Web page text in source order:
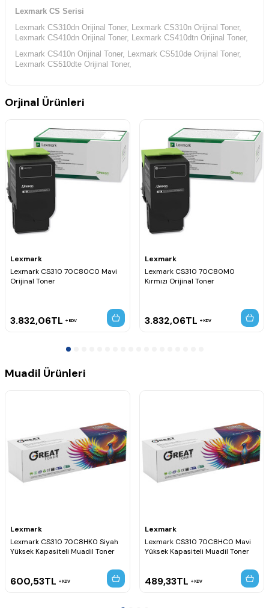
Lexmark CS Serisi
Lexmark CS310dn Orijinal Toner, Lexmark CS310n Orijinal Toner,
Lexmark CS410dn Orijinal Toner, Lexmark CS410dtn Orijinal Toner,
Lexmark CS410n Orijinal Toner, Lexmark CS510de Orijinal Toner,
Lexmark CS510dte Orijinal Toner,
Orjinal Ürünleri
Lexmark
Lexmark CS310 70C80C0 Mavi
Orijinal Toner
3.832,06TL KDV
Lexmark
Lexmark CS310 70C80M0
Kırmızı Orijinal Toner
3.832,06TL KDV
Muadil Ürünleri
Lexmark
Lexmark CS310 70C8HK0 Siyah
Yüksek Kapasiteli Muadil Toner
600,53TL KDV
Lexmark
Lexmark CS310 70C8HC0 Mavi
Yüksek Kapasiteli Muadil Toner
489,33TL KDV